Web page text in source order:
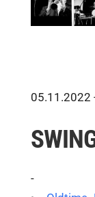
05.11.2022
-